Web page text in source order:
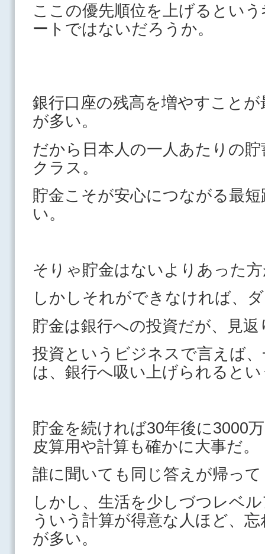
ここの優先順位を上げるとい
ートではないだろうか。
銀行口座の残高を増やすこと
が多い。
だから日本人の一人あたりの
クラス。
貯金こそが安心につながる最
い。
そりゃ貯金はないよりあった
しかしそれができなければ、
貯金は銀行への投資だが、見
投資というビジネスで言えば
は、銀行へ吸い上げられると
貯金を続ければ30年後に3000
皮算用や計算も確かに大事だ。
誰に聞いても同じ答えが帰っ
しかし、生活を少しづつレベ
ういう計算が得意な人ほど、
が多い。